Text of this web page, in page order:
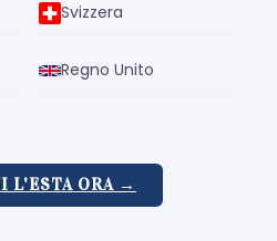
Svizzera
Regno Unito
L'ESTA ORA →